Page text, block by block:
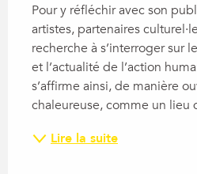
Pour y réfléchir avec son
artistes, partenaires
recherche à s’interroger sur
et l’actualité de l’action
s’affirme ainsi, de manière
chaleureuse, comme un lieu
Lire la suite